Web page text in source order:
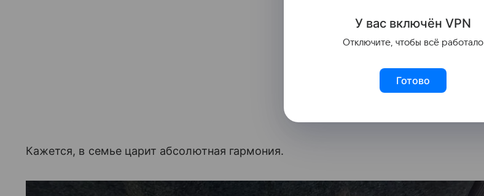
Кажется, в семье царит абсолютная гармония.
У вас включён VPN
Отключите, чтобы всё работало
Готово